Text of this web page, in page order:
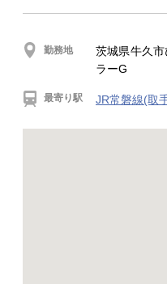
勤務地
茨城県牛久
ラーG
最寄り駅 JR常磐線(取